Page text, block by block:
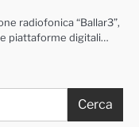
radiofonica “Ballar3”,
piattaforme digitali…
Cerca